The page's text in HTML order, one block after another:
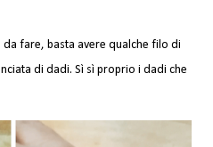
da fare, basta avere qualche filo di
di dadi. Sì sì proprio i dadi che